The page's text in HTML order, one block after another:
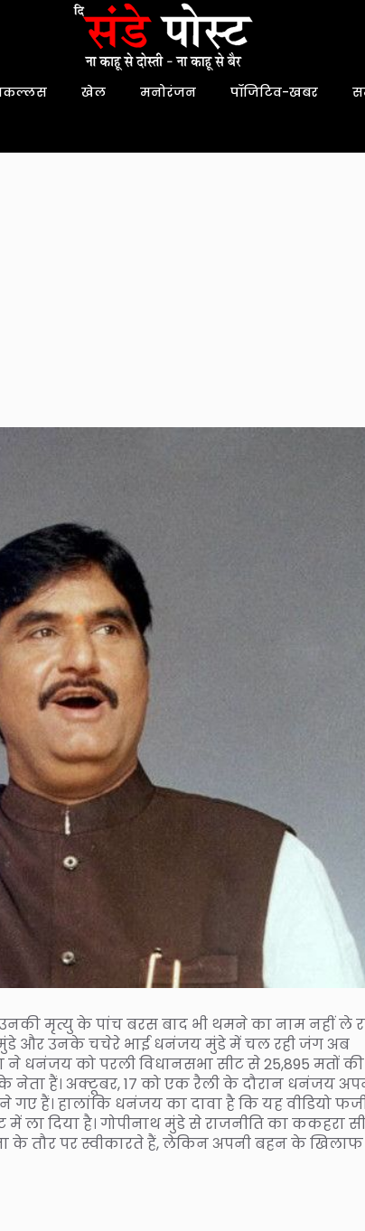
खेल मनोरंजन पॉजिटिव-खबर
मृत्यु के पांच बरस बाद भी थमने का नाम नहीं ले
और उनके चचेरे भाई धनंजय मुंडे में चल रही जंग अब
धनंजय को परली विधानसभा सीट से 25,895 मतों की
के नेता हैं। अक्टूबर, 17 को एक रैली के दौरान धनंजय
हैं। हालांकि धनंजय का दावा है कि यह वीडियो
दिया है। गोपीनाथ मुंडे से राजनीति का ककहरा
तौर पर स्वीकारते हैं, लेकिन अपनी बहन के खिलाफ